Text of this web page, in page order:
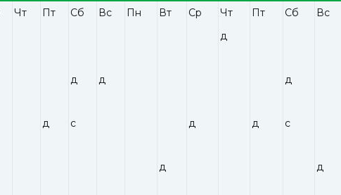
Чт Пт Сб Вс Пн Вт Ср Чт Пт Сб
Вс
д
д д д
д с д д с
д д